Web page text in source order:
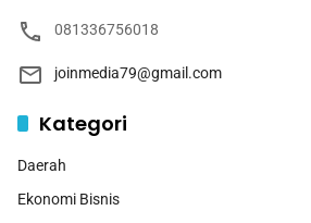
081336756018
joinmedia79@gmail.com
Kategori
Daerah
Ekonomi Bisnis